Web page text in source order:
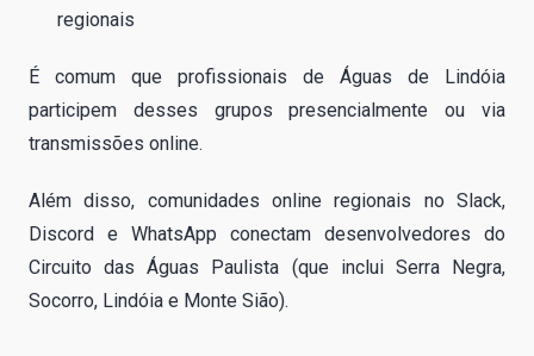
regionais
É comum que profissionais de Águas de Lindóia
participem desses grupos presencialmente ou via
transmissões online.
Além disso, comunidades online regionais no Slack,
Discord e WhatsApp conectam desenvolvedores do
Circuito das Águas Paulista (que inclui Serra Negra,
Socorro, Lindóia e Monte Sião).